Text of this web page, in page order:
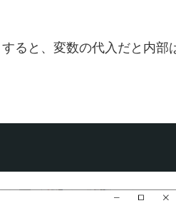
ると、変数の代入だと内